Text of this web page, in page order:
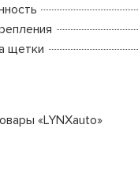
щетки
«LYNXauto»